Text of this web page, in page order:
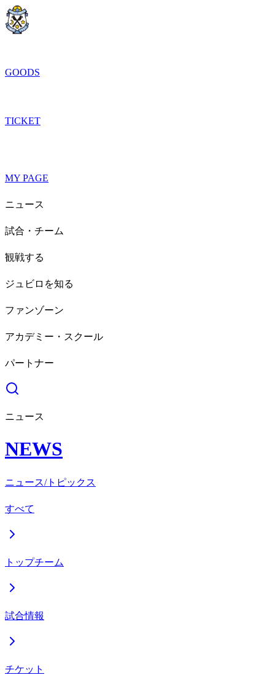
GOODS
TICKET
MY PAGE
ニュース
試合・チーム
観戦する
ジュビロを知る
ファンゾーン
アカデミー・スクール
パートナー
ニュース
NEWS
ニュース/トピックス
すべて
トップチーム
試合情報
チケット